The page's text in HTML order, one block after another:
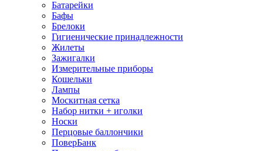
Батарейки
Бафы
Брелоки
Гигиенические принадлежности
Жилеты
Зажигалки
Измерительные приборы
Кошельки
Лампы
Москитная сетка
Набор нитки + иголки
Носки
Перцовые баллончики
ПоверБанк